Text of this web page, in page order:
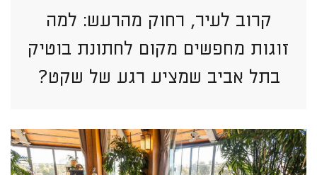
קרוב לעיר, רחוק מהרעש: למה
זוגות מחפשים מקום לחתונת בוטיק
בתל אביב שמציע רגע של שקט?